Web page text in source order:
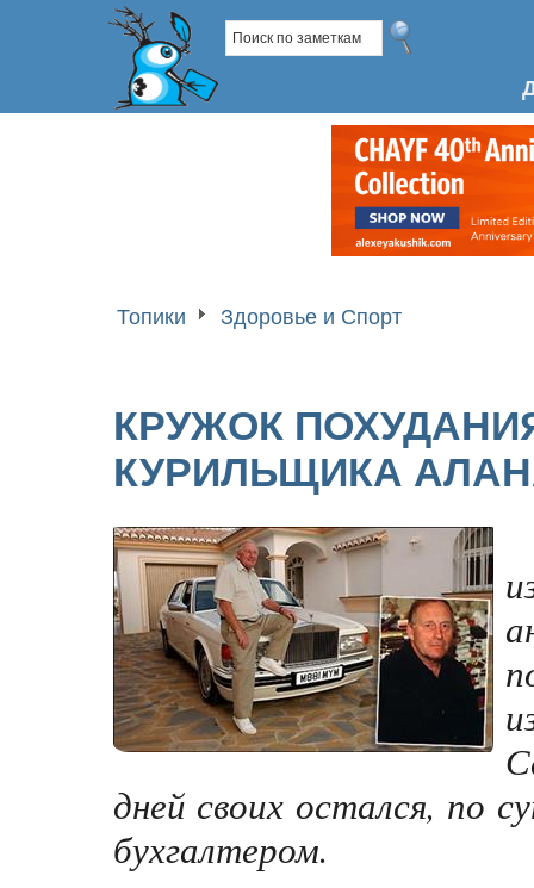
Топики Здоровье и Спорт
КРУЖОК
КУРИЛЬЩИКА
дней своих остался, по
бухгалтером.